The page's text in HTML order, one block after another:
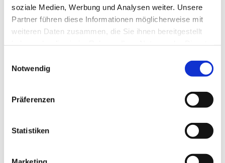
soziale Medien, Werbung und Analysen weiter. Unsere
Partner führen diese Informationen möglicherweise mit
weiteren Daten zusammen, die Sie ihnen bereitgestellt
Notwendig
Präferenzen
Statistiken
Den stimmungsvollen Abschluss bildete eine ausgelassene Party mit DJ,
bei der bis in den Abend hinein getanzt und gefeiert wurde. Solche
gemeinsamen Erlebnisse stärken nicht nur den Teamgeist, sondern zeigen
auch, wie wichtig Zusammenhalt und Wertschätzung im Arbeitsalltag sind.
Der Betriebsausflug im Jänner ist für das Donauturm-Team längst mehr
Unternehmenskultur – als Dank für den Einsatz in der intensiven Saison
und als motivierender Start ins neue Jahr.
Wir freuen uns auf viele weitere gemeinsame Momente – hoch oben im